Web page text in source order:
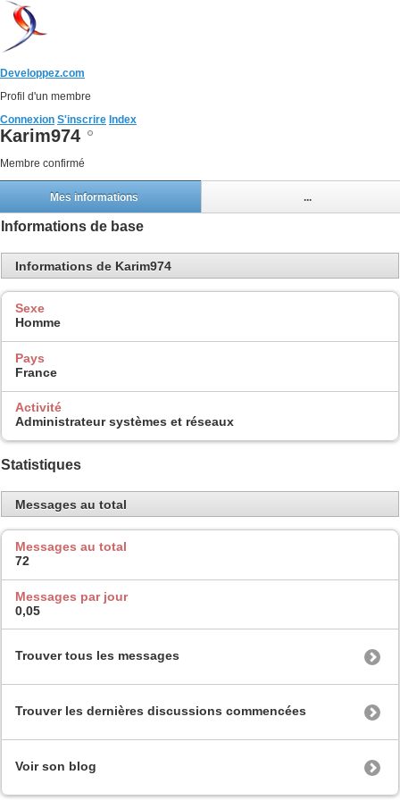
Developpez.com
Profil d'un membre
Connexion S'inscrire Index
Karim974
Membre confirmé
Mes informations ...
Informations de base
Informations de Karim974
Sexe
Homme
Pays
France
Activité
Administrateur systèmes et réseaux
Statistiques
Messages au total
Messages au total
72
Messages par jour
0,05
Trouver tous les messages
Trouver les dernières discussions commencées
Voir son blog